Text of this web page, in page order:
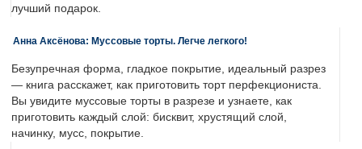
лучший подарок.
Анна Аксёнова: Муссовые торты. Легче легкого!
Безупречная форма, гладкое покрытие, идеальный разрез
— книга расскажет, как приготовить торт перфекциониста.
Вы увидите муссовые торты в разрезе и узнаете, как
приготовить каждый слой: бисквит, хрустящий слой,
начинку, мусс, покрытие.